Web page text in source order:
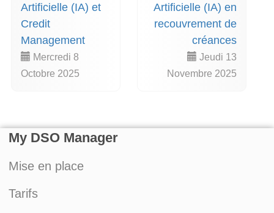
Artificielle (IA) et
Credit
Management
Mercredi 8
Octobre 2025
Artificielle (IA) en
recouvrement de
créances
Jeudi 13
Novembre 2025
My DSO Manager
Mise en place
Tarifs